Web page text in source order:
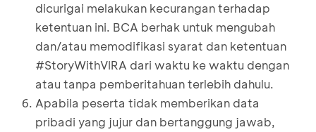
dicurigai melakukan kecurangan terhadap
ketentuan ini. BCA berhak untuk mengubah
dan/atau memodifikasi syarat dan ketentuan
#StoryWithVIRA dari waktu ke waktu dengan
atau tanpa pemberitahuan terlebih dahulu.
Apabila peserta tidak memberikan data
pribadi yang jujur dan bertanggung jawab,